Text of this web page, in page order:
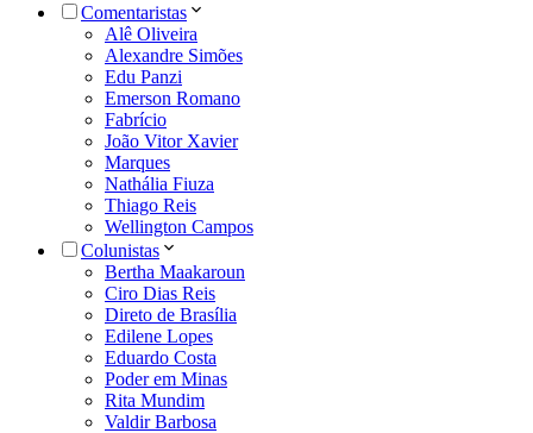
Comentaristas
Alê Oliveira
Alexandre Simões
Edu Panzi
Emerson Romano
Fabrício
João Vitor Xavier
Marques
Nathália Fiuza
Thiago Reis
Wellington Campos
Colunistas
Bertha Maakaroun
Ciro Dias Reis
Direto de Brasília
Edilene Lopes
Eduardo Costa
Poder em Minas
Rita Mundim
Valdir Barbosa